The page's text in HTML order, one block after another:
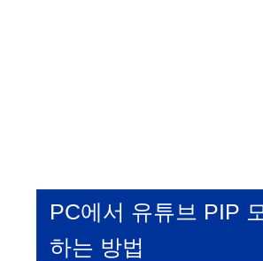
PC에서 유튜브 PIP
하는 방법